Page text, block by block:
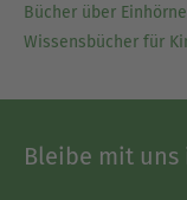
Bücher über
Wissensbücher für
Bleibe mit